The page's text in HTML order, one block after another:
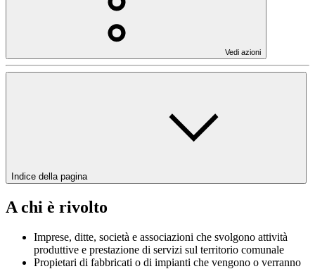
Vedi azioni
Indice della pagina
A chi è rivolto
Imprese, ditte, società e associazioni che svolgono attività
produttive e prestazione di servizi sul territorio comunale
Propietari di fabbricati o di impianti che vengono o verranno